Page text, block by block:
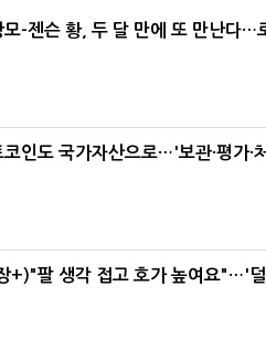
모-젠슨 황, 두 달 만에 또 만난다…
코인도 국가자산으로…'보관·평가·
+)"팔 생각 접고 호가 높여요"…'